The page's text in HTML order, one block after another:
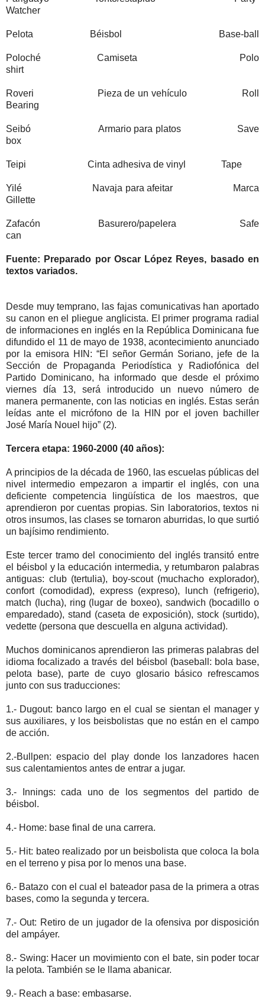
Watcher
Pelota Béisbol Base-ball
Poloché Camiseta Polo
shirt
Roveri Pieza de un vehículo Roll
Bearing
Seibó Armario para platos Save
box
Teipi Cinta adhesiva de vinyl Tape
Yilé Navaja para afeitar Marca
Gillette
Zafacón Basurero/papelera Safe
can
Fuente: Preparado por Oscar López Reyes, basado en
textos variados.
Desde muy temprano, las fajas comunicativas han aportado
su canon en el pliegue anglicista. El primer programa radial
de informaciones en inglés en la República Dominicana fue
difundido el 11 de mayo de 1938, acontecimiento anunciado
por la emisora HIN: “El señor Germán Soriano, jefe de la
Sección de Propaganda Periodística y Radiofónica del
Partido Dominicano, ha informado que desde el próximo
viernes día 13, será introducido un nuevo número de
manera permanente, con las noticias en inglés. Estas serán
leídas ante el micrófono de la HIN por el joven bachiller
José María Nouel hijo” (2).
Tercera etapa: 1960-2000 (40 años):
A principios de la década de 1960, las escuelas públicas del
nivel intermedio empezaron a impartir el inglés, con una
deficiente competencia lingüística de los maestros, que
aprendieron por cuentas propias. Sin laboratorios, textos ni
otros insumos, las clases se tornaron aburridas, lo que surtió
un bajísimo rendimiento.
Este tercer tramo del conocimiento del inglés transitó entre
el béisbol y la educación intermedia, y retumbaron palabras
antiguas: club (tertulia), boy-scout (muchacho explorador),
confort (comodidad), express (expreso), lunch (refrigerio),
match (lucha), ring (lugar de boxeo), sandwich (bocadillo o
emparedado), stand (caseta de exposición), stock (surtido),
vedette (persona que descuella en alguna actividad).
Muchos dominicanos aprendieron las primeras palabras del
idioma focalizado a través del béisbol (baseball: bola base,
pelota base), parte de cuyo glosario básico refrescamos
junto con sus traducciones:
1.- Dugout: banco largo en el cual se sientan el manager y
sus auxiliares, y los beisbolistas que no están en el campo
de acción.
2.-Bullpen: espacio del play donde los lanzadores hacen
sus calentamientos antes de entrar a jugar.
3.- Innings: cada uno de los segmentos del partido de
béisbol.
4.- Home: base final de una carrera.
5.- Hit: bateo realizado por un beisbolista que coloca la bola
en el terreno y pisa por lo menos una base.
6.- Batazo con el cual el bateador pasa de la primera a otras
bases, como la segunda y tercera.
7.- Out: Retiro de un jugador de la ofensiva por disposición
del ampáyer.
8.- Swing: Hacer un movimiento con el bate, sin poder tocar
la pelota. También se le llama abanicar.
9.- Reach a base: embasarse.